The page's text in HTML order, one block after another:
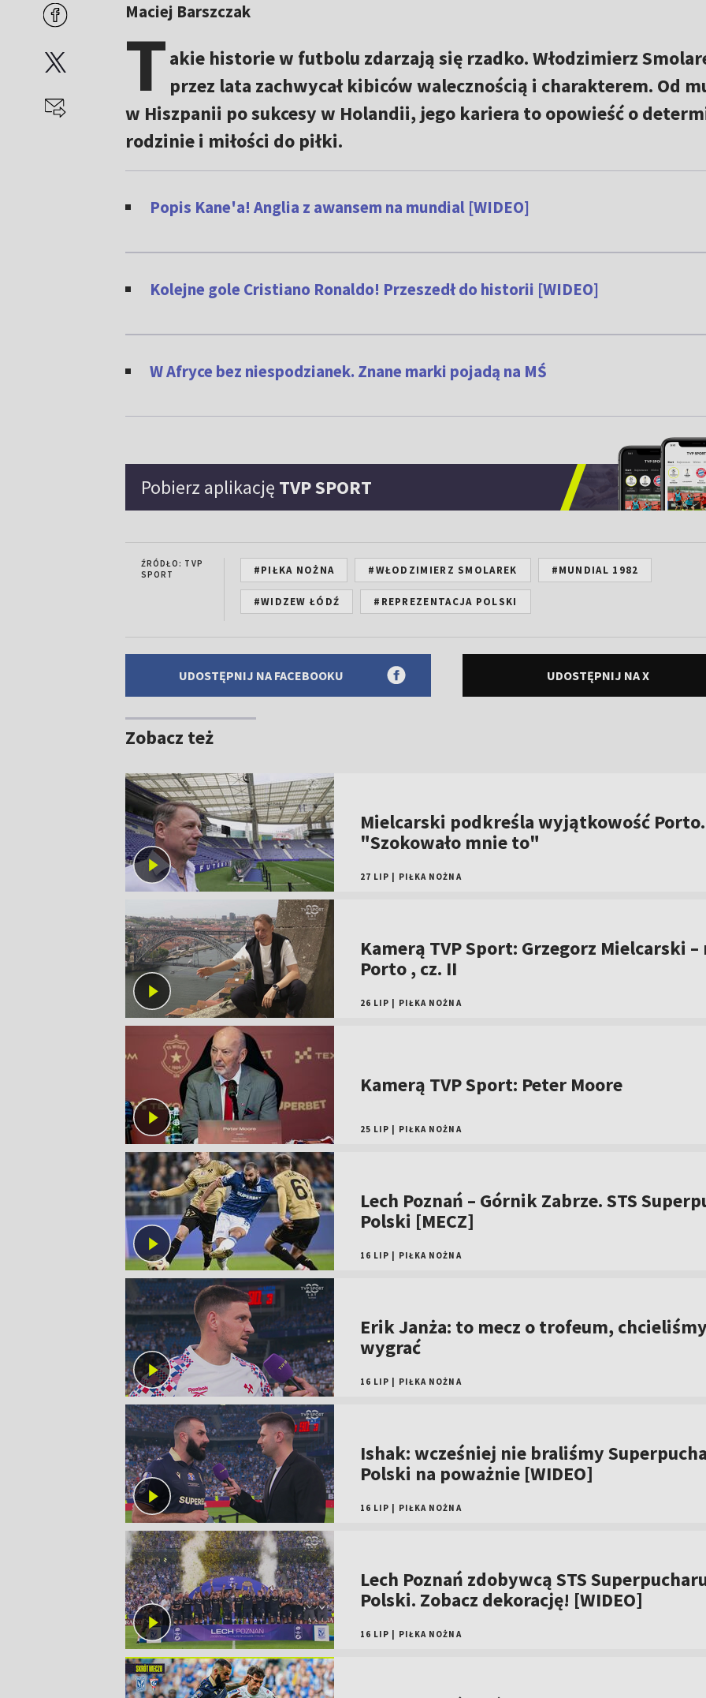
Maciej Barszczak
Takie historie w futbolu zdarzają się rzadko. Włodzimierz
przez lata zachwycał kibiców walecznością i charakterem. Od
w Hiszpanii po sukcesy w Holandii, jego kariera to opowieść o
rodzinie i miłości do piłki.
Popis Kane'a! Anglia z awansem na mundial [WIDEO]
Kolejne gole Cristiano Ronaldo! Przeszedł do historii [WIDEO]
W Afryce bez niespodzianek. Znane marki pojadą na MŚ
Pobierz aplikację TVP SPORT
ŹRÓDŁO: TVP
SPORT
#PIŁKA NOŻNA #WŁODZIMIERZ SMOLAREK #MUNDIAL 1982
#WIDZEW ŁÓDŹ #REPREZENTACJA POLSKI
UDOSTĘPNIJ NA FACEBOOKU UDOSTĘPNIJ NA X
Zobacz też
Mielcarski podkreśla wyjątkowość Porto.
"Szokowało mnie to"
27 LIP PIŁKA NOŻNA
Kamerą TVP Sport: Grzegorz Mielcarski –
Porto , cz. II
26 LIP PIŁKA NOŻNA
Kamerą TVP Sport: Peter Moore
25 LIP PIŁKA NOŻNA
Lech Poznań – Górnik Zabrze. STS
Polski [MECZ]
16 LIP PIŁKA NOŻNA
Erik Janża: to mecz o trofeum,
wygrać
16 LIP PIŁKA NOŻNA
Ishak: wcześniej nie braliśmy
Polski na poważnie [WIDEO]
16 LIP PIŁKA NOŻNA
Lech Poznań zdobywcą STS
Polski. Zobacz dekorację! [WIDEO]
16 LIP PIŁKA NOŻNA